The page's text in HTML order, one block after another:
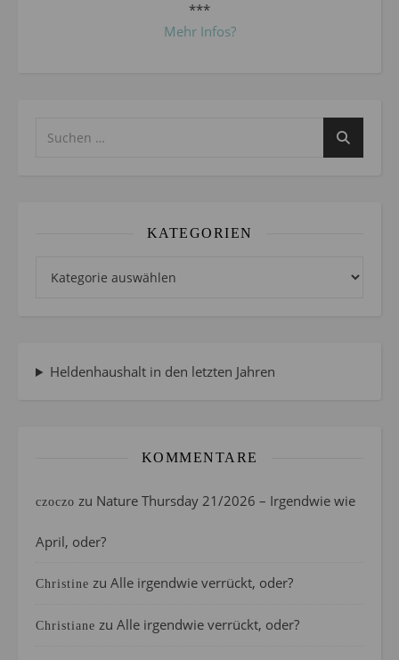
***
Mehr Infos?
KATEGORIEN
Heldenhaushalt in den letzten Jahren
KOMMENTARE
czoczo zu Nature Thursday 21/2026 – Irgendwie wie
April, oder?
Christine zu Alle irgendwie verrückt, oder?
Christiane zu Alle irgendwie verrückt, oder?